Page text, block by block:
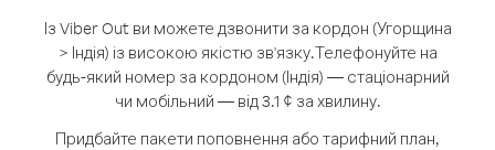
Із Viber Out ви можете дзвонити за кордон (Угорщина
> Індія) із високою якістю зв'язку.Телефонуйте на
будь-який номер за кордоном (Індія) — стаціонарний
чи мобільний — від 3.1 ¢ за хвилину.
Придбайте пакети поповнення або тарифний план,